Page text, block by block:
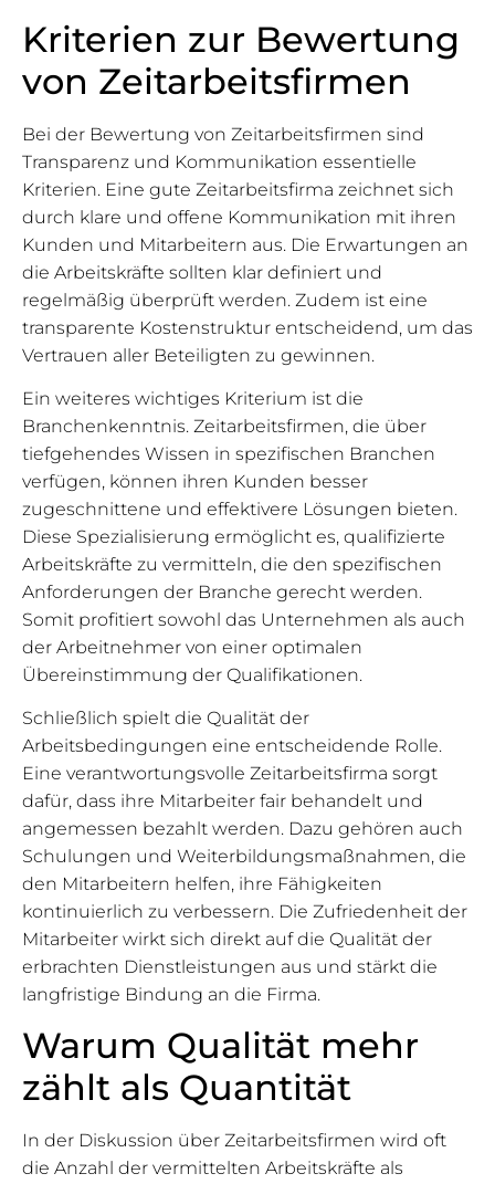
Kriterien zur Bewertung
von Zeitarbeitsfirmen
Bei der Bewertung von Zeitarbeitsfirmen sind
Transparenz und Kommunikation essentielle
Kriterien. Eine gute Zeitarbeitsfirma zeichnet sich
durch klare und offene Kommunikation mit ihren
Kunden und Mitarbeitern aus. Die Erwartungen an
die Arbeitskräfte sollten klar definiert und
regelmäßig überprüft werden. Zudem ist eine
transparente Kostenstruktur entscheidend, um das
Vertrauen aller Beteiligten zu gewinnen.
Ein weiteres wichtiges Kriterium ist die
Branchenkenntnis. Zeitarbeitsfirmen, die über
tiefgehendes Wissen in spezifischen Branchen
verfügen, können ihren Kunden besser
zugeschnittene und effektivere Lösungen bieten.
Diese Spezialisierung ermöglicht es, qualifizierte
Arbeitskräfte zu vermitteln, die den spezifischen
Anforderungen der Branche gerecht werden.
Somit profitiert sowohl das Unternehmen als auch
der Arbeitnehmer von einer optimalen
Übereinstimmung der Qualifikationen.
Schließlich spielt die Qualität der
Arbeitsbedingungen eine entscheidende Rolle.
Eine verantwortungsvolle Zeitarbeitsfirma sorgt
dafür, dass ihre Mitarbeiter fair behandelt und
angemessen bezahlt werden. Dazu gehören auch
Schulungen und Weiterbildungsmaßnahmen, die
den Mitarbeitern helfen, ihre Fähigkeiten
kontinuierlich zu verbessern. Die Zufriedenheit der
Mitarbeiter wirkt sich direkt auf die Qualität der
erbrachten Dienstleistungen aus und stärkt die
langfristige Bindung an die Firma.
Warum Qualität mehr
zählt als Quantität
In der Diskussion über Zeitarbeitsfirmen wird oft
die Anzahl der vermittelten Arbeitskräfte als